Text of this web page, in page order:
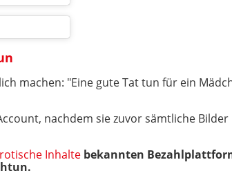
machen: "Eine gute Tat tun für ein
nachdem sie zuvor sämtliche Bilder
Inhalte bekannten